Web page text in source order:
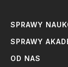
SPRAWY
SPRAWY
OD NAS